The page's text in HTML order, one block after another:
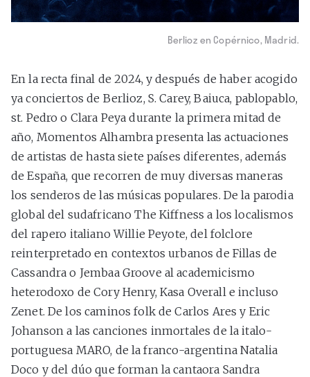
Berlioz en Copérnico, Madrid.
En la recta final de 2024, y después de haber acogido
ya conciertos de Berlioz, S. Carey, Baiuca, pablopablo,
st. Pedro o Clara Peya durante la primera mitad de
año, Momentos Alhambra presenta las actuaciones
de artistas de hasta siete países diferentes, además
de España, que recorren de muy diversas maneras
los senderos de las músicas populares. De la parodia
global del sudafricano The Kiffness a los localismos
del rapero italiano Willie Peyote, del folclore
reinterpretado en contextos urbanos de Fillas de
Cassandra o Jembaa Groove al academicismo
heterodoxo de Cory Henry, Kasa Overall e incluso
Zenet. De los caminos folk de Carlos Ares y Eric
Johanson a las canciones inmortales de la italo-
portuguesa MARO, de la franco-argentina Natalia
Doco y del dúo que forman la cantaora Sandra